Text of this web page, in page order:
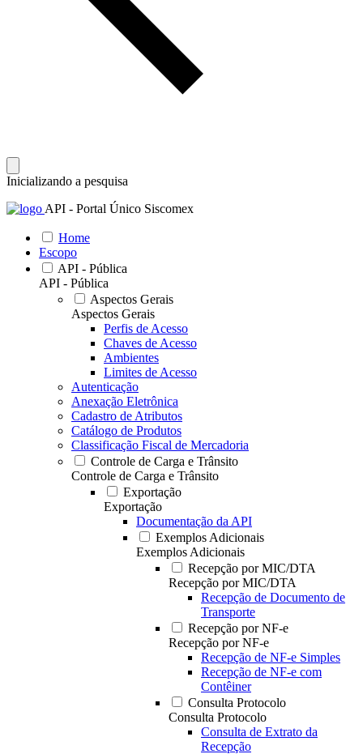
Inicializando a pesquisa
API - Portal Único Siscomex
Home
Escopo
API - Pública
API - Pública
Aspectos Gerais
Aspectos Gerais
Perfis de Acesso
Chaves de Acesso
Ambientes
Limites de Acesso
Autenticação
Anexação Eletrônica
Cadastro de Atributos
Catálogo de Produtos
Classificação Fiscal de Mercadoria
Controle de Carga e Trânsito
Controle de Carga e Trânsito
Exportação
Exportação
Documentação da API
Exemplos Adicionais
Exemplos Adicionais
Recepção por MIC/DTA
Recepção por MIC/DTA
Recepção de Documento de
Transporte
Recepção por NF-e
Recepção por NF-e
Recepção de NF-e Simples
Recepção de NF-e com
Contêiner
Consulta Protocolo
Consulta Protocolo
Consulta de Extrato da
Recepção